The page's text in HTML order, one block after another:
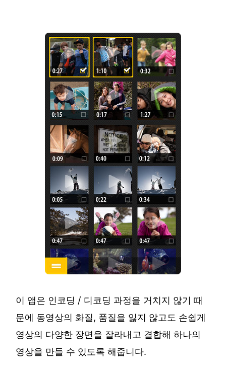
이 앱은 인코딩 / 디코딩 과정을 거치지 않기 때
문에 동영상의 화질, 품질을 잃지 않고도 손쉽게
영상의 다양한 장면을 잘라내고 결합해 하나의
영상을 만들 수 있도록 해줍니다.